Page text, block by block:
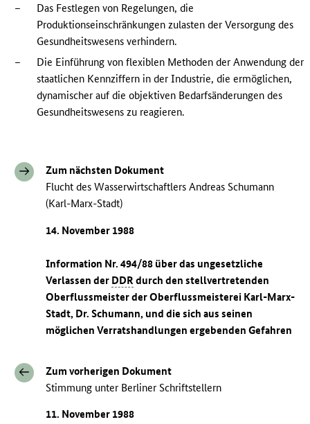
–
Das Festlegen von Regelungen, die
Produktionseinschränkungen zulasten der Versorgung des
Gesundheitswesens verhindern.
–
Die Einführung von flexiblen Methoden der Anwendung der
staatlichen Kennziffern in der Industrie, die ermöglichen,
dynamischer auf die objektiven Bedarfsänderungen des
Gesundheitswesens zu reagieren.
Zum nächsten Dokument
Flucht des Wasserwirtschaftlers Andreas Schumann
(Karl-Marx-Stadt)
14. November 1988
Information Nr. 494/88 über das ungesetzliche
Verlassen der DDR durch den stellvertretenden
Oberflussmeister der Oberflussmeisterei Karl-Marx-
Stadt, Dr. Schumann, und die sich aus seinen
möglichen Verratshandlungen ergebenden Gefahren
Zum vorherigen Dokument
Stimmung unter Berliner Schriftstellern
11. November 1988